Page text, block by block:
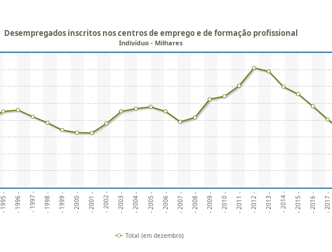
- 1995 - - 1996 - - 1997 - - 1998 - - 1999 - - 2000 - - 2001 - - 2002 - - 2003 - - 2004 - - 2005 - - 2006 - - 2007 - - 2008 - - 2009 - - 2010 - - 2011 - - 2012 - - 2013 - - 2014 - - 2015 - - 2016 - - 2017 -
Desempregados inscritos nos centros de emprego e de formação profissional
Indivíduo - Milhares
Total (em dezembro)